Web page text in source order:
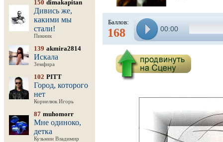
150 dimakapitan
Дивись же,
какими мы
стали!
Пикник
139 akmira2814
Искала
Земфира
102 PITT
Город, которого
нет
Корнелюк Игорь
87 muhomorr
Мне одиноко,
детка
Кузьмин Владимир
Баллов:
168 00:00